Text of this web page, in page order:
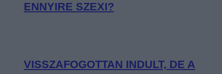
ENNYIRE SZEXI?
VISSZAFOGOTTAN INDULT, DE A